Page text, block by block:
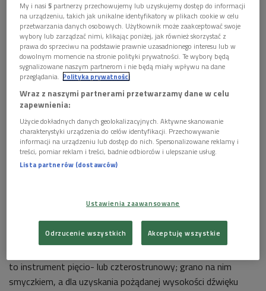
Zapraszamy na premierę płyty Marii Pomianowskiej i Oktetu Wokalnego
Simultaneo pod dyr. Karola Kisiela "Nowe oblicza tradycji’"
Foto: Polskie
Radio
Czym jest wokalny oktet, nikomu wyjaśniać nie trzeba, choć
warto zauważyć, że gdańskie Simultaneo to jeden z zaledwie
kilku w Polsce zespołów w tym formacie, działających na
światowym poziomie artystycznym.
A czym jest suka biłgorajska, instrument znany do niedawna
jedynie z historycznych przekazów i akwareli namalowanej
prymitywnych) skrzypiec z terenów dzisiejszej Polski. Ludowi
mistrzowie grali na nich, trzymając je pionowo na kolanie lub
wieszając na ramieniu. Do naszych czasów nie zachowały się
to instrument pięcio- lub czterostrunowy; grano na nim
smyczkiem, a dla uzyskania pożądanej wysokości dźwięku
My i nasi5 partnerzy przechowujemy lub uzyskujemy dostęp do informacji
na urządzeniu, takich jak unikalne identyfikatory w plikach cookie w celu
przetwarzania danych osobowych. Użytkownik może zaakceptować swoje
wybory lub zarządzać nimi, klikając poniżej, jak również skorzystać z
prawa do sprzeciwu na podstawie prawnie uzasadnionego interesu lub w
dowolnym momencie na stronie polityki prywatności. Te wybory będą
sygnalizowane naszym partnerom i nie będą miały wpływu na dane
przeglądania. Polityka prywatności
Wraz z naszymi partnerami przetwarzamy dane w celu
zapewnienia:
Użycie dokładnych danych geolokalizacyjnych. Aktywne skanowanie
charakterystyki urządzenia do celów identyfikacji. Przechowywanie
informacji na urządzeniu lub dostęp do nich. Spersonalizowane reklamy i
treści, pomiar reklam i treści, badnie odbiorców i ulepszanie usług.
Lista partnerów (dostawców)
Ustawienia zaawansowane
Odrzucenie wszystkich Akceptuję wszystkie